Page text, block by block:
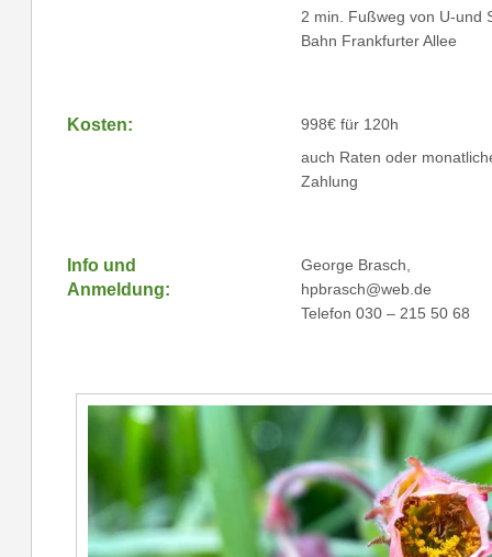
2 min. Fußweg von U-und
Bahn Frankfurter Allee
Kosten:
998€ für 120h
auch Raten oder
Zahlung
Info und
Anmeldung:
George Brasch,
hpbrasch@web.de
Telefon 030 – 215 50 68